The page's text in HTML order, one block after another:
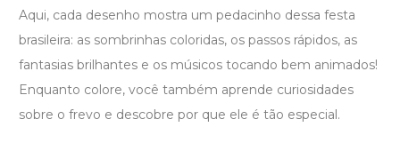
Aqui, cada desenho mostra um pedacinho dessa festa
brasileira: as sombrinhas coloridas, os passos rápidos, as
fantasias brilhantes e os músicos tocando bem animados!
Enquanto colore, você também aprende curiosidades
sobre o frevo e descobre por que ele é tão especial.